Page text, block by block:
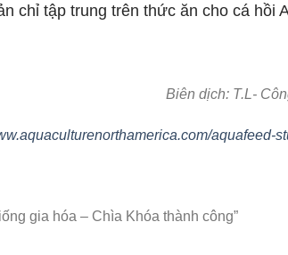
chỉ tập trung trên thức ăn cho cá hồi
Biên dịch: T.L-
aquafeed-
gia hóa – Chìa Khóa thành công”